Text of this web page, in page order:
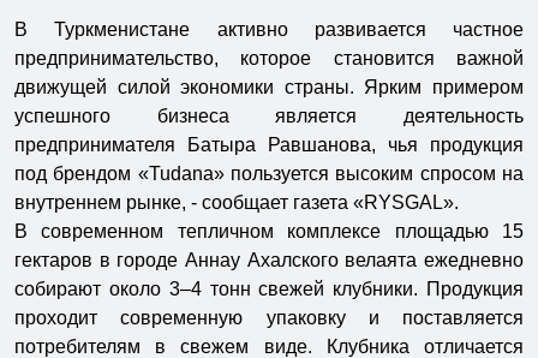
В Туркменистане активно развивается частное
предпринимательство, которое становится важной
движущей силой экономики страны. Ярким примером
успешного бизнеса является деятельность
предпринимателя Батырa Равшанова, чья продукция
под брендом «Tudana» пользуется высоким спросом на
внутреннем рынке, - сообщает газета «RYSGAL».
В современном тепличном комплексе площадью 15
гектаров в городе Аннау Ахалского велаята ежедневно
собирают около 3–4 тонн свежей клубники. Продукция
проходит современную упаковку и поставляется
потребителям в свежем виде. Клубника отличается